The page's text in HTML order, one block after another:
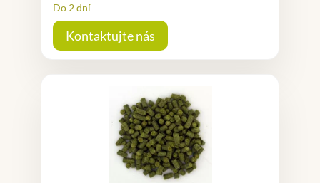
Do 2 dní
Kontaktujte nás